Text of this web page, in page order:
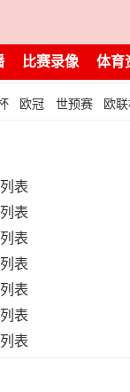
比赛录像 体育
欧冠 世预赛 欧
表
表
表
表
表
表
表